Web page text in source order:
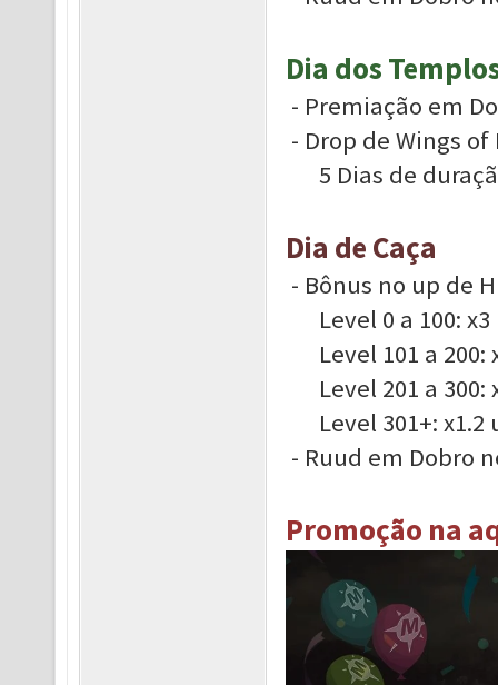
Dia dos
- Premiação em
- Drop de Wings
5 Dias de
Dia de Caça
- Bônus no up de
Level 0 a 100:
Level 101 a 200:
Level 201 a 300:
Level 301+: x1.2
- Ruud em Dobro
Promoção na